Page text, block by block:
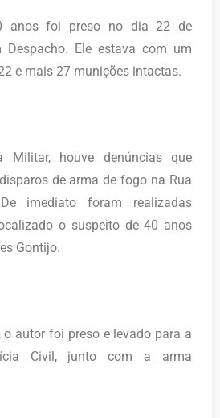
anos foi preso no dia 22 de
Despacho. Ele estava com um
e mais 27 munições intactas.
Militar, houve denúncias que
de arma de fogo na Rua
imediato foram realizadas
o suspeito de 40 anos
Gontijo.
o autor foi preso e levado para a
Civil, junto com a arma